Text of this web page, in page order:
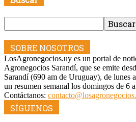
SOBRE NOSOTROS
LosAgronegocios.uy es un portal de
Agronegocios Sarandí, que se emite
Sarandí (690 am de Uruguay), de lunes
un resumen semanal los domingos de 6
Contáctanos:
SÍGUENOS